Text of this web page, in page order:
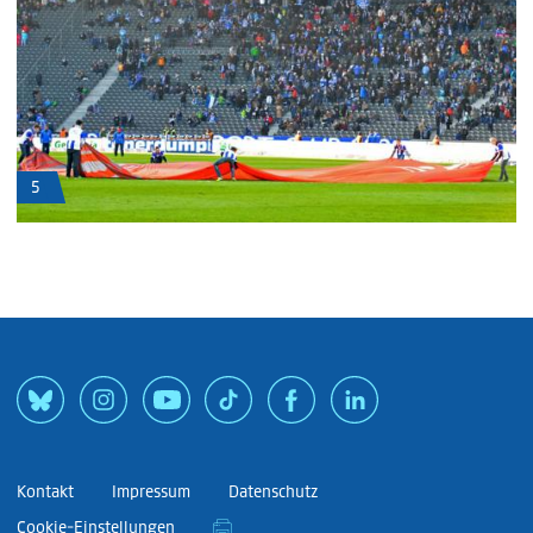
5
Kontakt Impressum
Datenschutz
Cookie-Einstellungen